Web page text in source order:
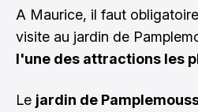
A Maurice, il faut
visite au jardin de
l'une des attractions les
Le jardin de